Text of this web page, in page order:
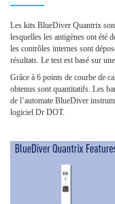
Les kits BlueDiver Quantrix
lesquelles les antigènes ont été
les contrôles internes sont
résultats. Le test est basé sur
Grâce à 6 points de courbe de
obtenus sont quantitatifs. Les
de l’automate BlueDiver
logiciel Dr DOT.